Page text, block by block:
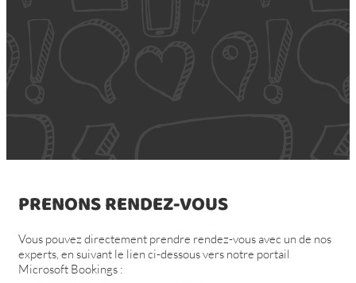
PRENONS RENDEZ-VOUS
Vous pouvez directement prendre rendez-vous avec un de nos
experts, en suivant le lien ci-dessous vers notre portail
Microsoft Bookings :